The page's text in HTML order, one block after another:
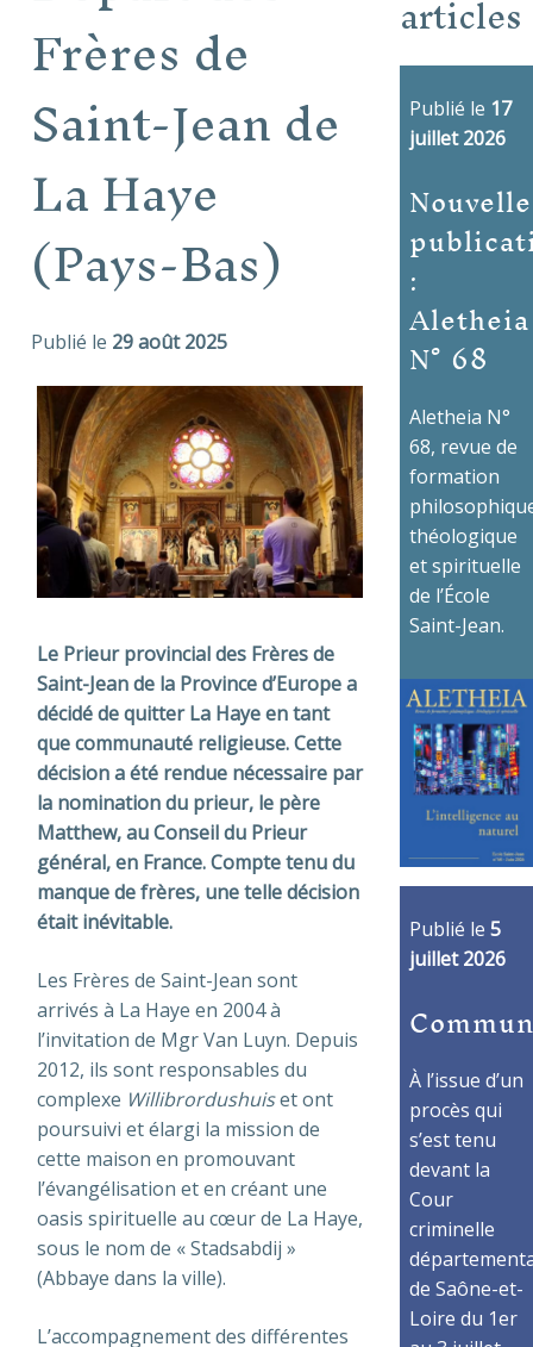
Frères de
Saint-Jean de
La Haye
(Pays-Bas)
Publié le 29 août 2025
Le Prieur provincial des Frères de
Saint-Jean de la Province d’Europe a
décidé de quitter La Haye en tant
que communauté religieuse. Cette
décision a été rendue nécessaire par
la nomination du prieur, le père
Matthew, au Conseil du Prieur
général, en France. Compte tenu du
manque de frères, une telle décision
était inévitable.
Les Frères de Saint-Jean sont
arrivés à La Haye en 2004 à
l’invitation de Mgr Van Luyn. Depuis
2012, ils sont responsables du
complexe Willibrordushuiset ont
poursuivi et élargi la mission de
cette maison en promouvant
l’évangélisation et en créant une
oasis spirituelle au cœur de La Haye,
sous le nom de « Stadsabdij »
(Abbaye dans la ville).
L’accompagnement des différentes
articles
Publié le 17
juillet 2026
Nouvelle
:
Aletheia
N° 68
Aletheia N°
68, revue de
formation
théologique
et spirituelle
de l’École
Saint-Jean.
Publié le 5
juillet 2026
À l’issue d’un
procès qui
s’est tenu
devant la
Cour
criminelle
de Saône-et-
Loire du 1er